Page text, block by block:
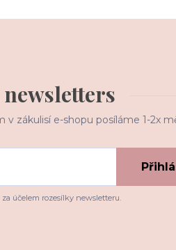
zákulisí e-shopu posíláme 1-2x
za účelem rozesílky newsletteru.